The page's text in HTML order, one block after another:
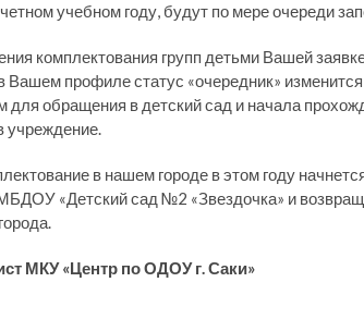
учебном году, будут по мере очереди
комплектования групп детьми Вашей
Вашем профиле статус «очередник»
для обращения в детский сад и начала
учреждение.
в нашем городе в этом году
«Детский сад №2 «Звездочка» и
МКУ «Центр по ОДОУ г. Саки»